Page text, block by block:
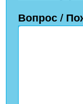
Вопрос /